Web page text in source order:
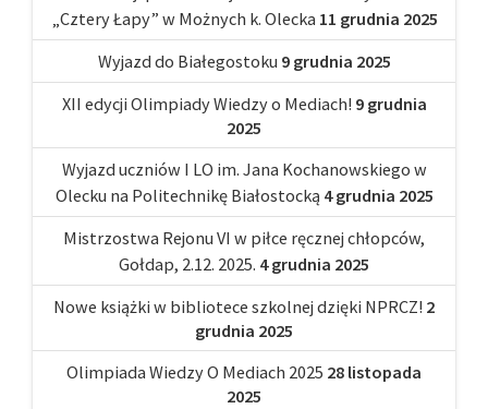
„Cztery Łapy” w Możnych k. Olecka 11 grudnia 2025
Wyjazd do Białegostoku 9 grudnia 2025
XII edycji Olimpiady Wiedzy o Mediach! 9 grudnia
2025
Wyjazd uczniów I LO im. Jana Kochanowskiego w
Olecku na Politechnikę Białostocką 4 grudnia 2025
Mistrzostwa Rejonu VI w piłce ręcznej chłopców,
Gołdap, 2.12. 2025. 4 grudnia 2025
Nowe książki w bibliotece szkolnej dzięki NPRCZ! 2
grudnia 2025
Olimpiada Wiedzy O Mediach 2025 28 listopada
2025